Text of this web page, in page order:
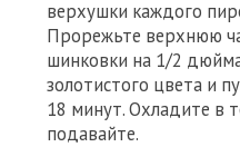
верхушки каждого
Прорежьте верхнюю
шинковки на 1/2
золотистого цвета и
18 минут. Охладите в
подавайте.